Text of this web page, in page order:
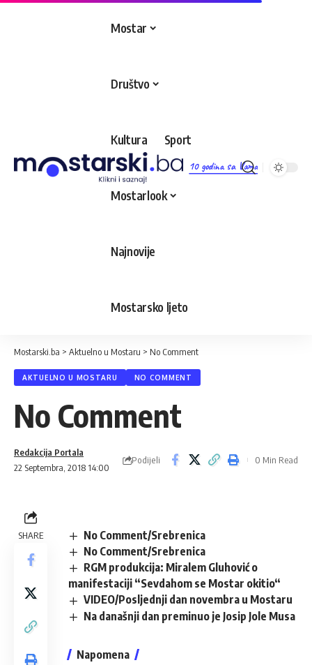
10 godina sa Vama
Mostar
Društvo
Kultura Sport
Mostarlook
Najnovije
Mostarsko ljeto
Mostarski.ba > Aktuelno u Mostaru > No Comment
AKTUELNO U MOSTARU NO COMMENT
No Comment
22 Septembra, 2018 14:00
Redakcija Portala
Podijeli 0 Min Read
SHARE
No Comment/Srebrenica
No Comment/Srebrenica
RGM produkcija: Miralem Gluhović o
manifestaciji “Sevdahom se Mostar okitio“
VIDEO/Posljednji dan novembra u Mostaru
Na današnji dan preminuo je Josip Jole Musa
Napomena